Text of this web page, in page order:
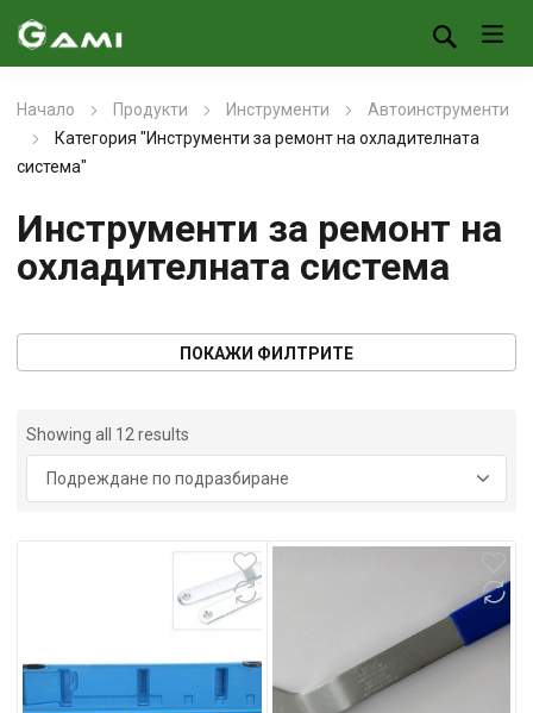
Начало Продукти Инструменти
Автоинструменти
Категория "Инструменти за ремонт на охладителната
система"
Инструменти за ремонт на
охладителната система
ПОКАЖИ ФИЛТРИТЕ
Showing all 12 results